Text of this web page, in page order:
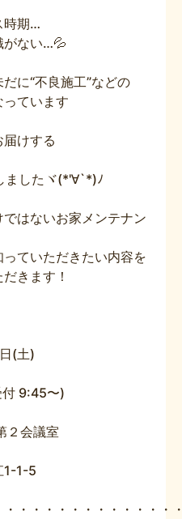
時期…
がない…💦
に“不良施工”などの
っています
けする
ましたヾ(*'∀`*)ﾉ
はないお家メンテナン
ていただきたい内容を
きます！
(土)
付 9:45〜)
２会議室
1-1-5
・・・・・・・・・・・・・